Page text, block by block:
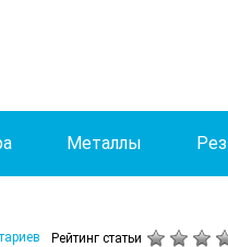
Металлы
Рейтинг статьи